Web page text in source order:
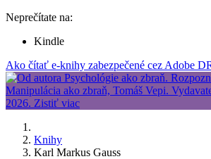
Neprečítate na:
Kindle
Ako čítať e-knihy zabezpečené cez Adobe
Knihy
Karl Markus Gauss